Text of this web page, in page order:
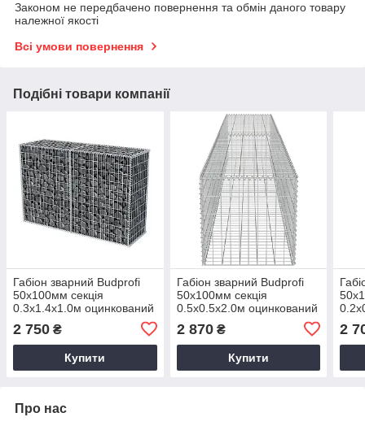
Законом не передбачено повернення та обмін даного товару
належної якості
Всі умови повернення
Подібні товари компанії
Габіон зварний Budprofi
50х100мм секція
0.3х1.4х1.0м оцинкований
2 750 ₴
Купити
Габіон зварний Budprofi
50х100мм секція
0.5х0.5х2.0м оцинкований
2 870₴
Купити
для
2
Про нас